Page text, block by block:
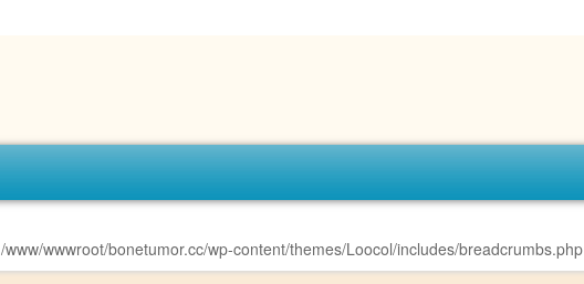
/www/wwwroot/bonetumor.cc/wp-content/themes/Loocol/includes/breadcrumbs.php